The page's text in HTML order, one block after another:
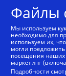
Файлы
Мы используем
необходимо для
используем их,
могли
посещения наших
маркетинг
Подробности